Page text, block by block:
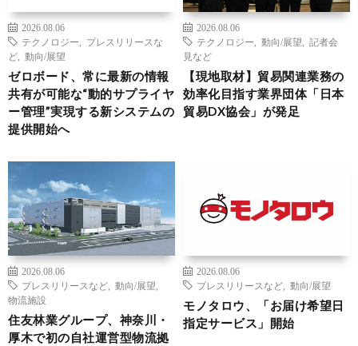
2026.08.06
テクノロジー
プレスリリースな
ど
動向/展望
ゼロボード、常に最新の情報
共有が可能な“動的サプライヤ
ー管理”実現する新システムの
提供開始へ
2026.08.06
テクノロジー
動向/展望
記者会
見など
【現地取材】貿易関連業務の
効率化目指す業界団体「日本
貿易DX協会」が発足
2026.08.06
プレスリリースなど
動向/展望
物流施設
住友林業グループ、神奈川・
厚木で初の自社運営型物流拠
2026.08.06
プレスリリースなど
動向/展望
モノタロウ、「お届け希望日
指定サービス」開始